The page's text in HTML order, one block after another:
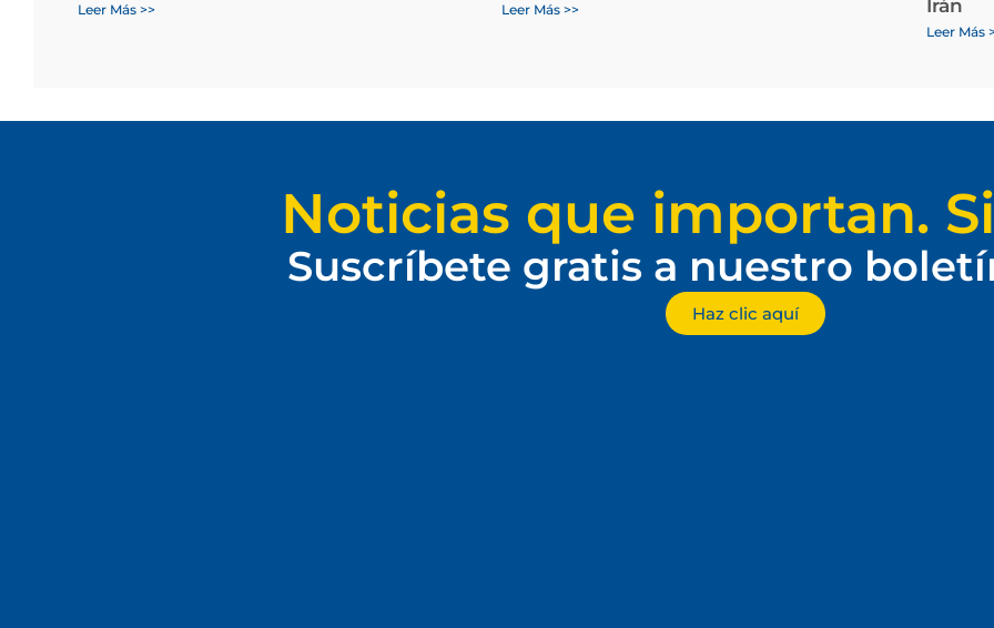
Leer Más >> Leer Más >>
Irán
Leer Más
Noticias que importan.
Suscríbete gratis a nuestro
Haz clic aquí